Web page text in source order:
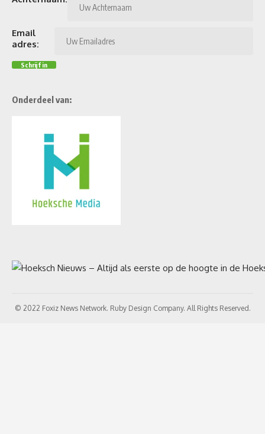
Email
adres:
Onderdeel van:
© 2022 Foxiz News Network. Ruby Design Company. All Rights Reserved.